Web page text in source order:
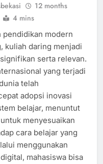
12 months
4 mins
pendidikan modern
kuliah daring menjadi
serta relevan.
yang terjadi
telah
adopsi inovasi
belajar, menuntut
menyesuaikan
cara belajar yang
menggunakan
mahasiswa bisa